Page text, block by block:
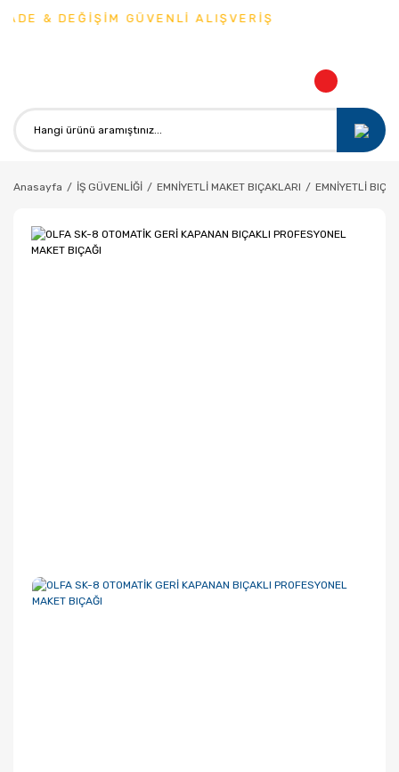
GÜVENLİ ALIŞVERİŞ
Anasayfa İŞ GÜVENLİĞİ EMNİYETLİ MAKET BIÇAKLARI EMNİYETLİ